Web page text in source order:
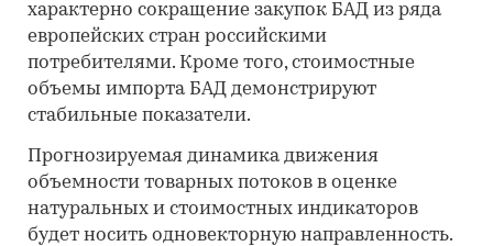
характерно сокращение закупок БАД из ряда
европейских стран российскими
потребителями. Кроме того, стоимостные
объемы импорта БАД демонстрируют
стабильные показатели.
Прогнозируемая динамика движения
объемности товарных потоков в оценке
натуральных и стоимостных индикаторов
будет носить одновекторную направленность.